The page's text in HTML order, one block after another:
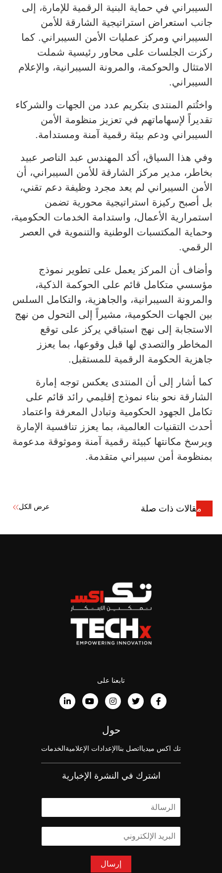
السيبراني في حماية البنية الرقمية للإمارة، إلى
جانب استعراض استراتيجية الشارقة للأمن
السيبراني ومركز عمليات الأمن السيبراني. كما
ركزت الجلسات على محاور رئيسية شملت
الامتثال والحوكمة، والمرونة السيبرانية، والإعلام
السيبراني.
واختُتم المنتدى بتكريم عدد من الجهات والشركاء
تقديراً لإسهاماتهم في تعزيز منظومة الأمن
السيبراني ودعم بيئة رقمية آمنة ومستدامة.
وفي هذا السياق، أكد المهندس عبد الناصر عبيد
بخاطر، مدير مركز الشارقة للأمن السيبراني، أن
الأمن السيبراني لم يعد مجرد وظيفة دعم تقني،
بل أصبح ركيزة استراتيجية محورية تضمن
استمرارية الأعمال، واستدامة الخدمات الحكومية،
وحماية المكتسبات الوطنية والتنموية في العصر
الرقمي.
وأضاف أن المركز يعمل على تطوير نموذج
مؤسسي متكامل قائم على الحوكمة الذكية،
والمرونة السيبرانية، والجاهزية، والتكامل السلس
بين الجهات الحكومية، مشيراً إلى التحول من نهج
الاستجابة إلى نهج استباقي يركز على توقع
المخاطر والتصدي لها قبل وقوعها، بما يعزز
جاهزية الحكومة الرقمية للمستقبل.
كما أشار إلى أن المنتدى يعكس توجه إمارة
الشارقة نحو بناء نموذج إقليمي رائد قائم على
تكامل الجهود الحكومية وتبادل المعرفة واعتماد
أحدث التقنيات العالمية، بما يعزز تنافسية الإمارة
ويرسخ مكانتها كبيئة رقمية آمنة وموثوقة مدعومة
بمنظومة أمن سيبراني متقدمة.
مقالات ذات صلة عرض الكل
تابعنا على
حول
تك اكس ميديااتصل بناالإعدادات الإعلاميةالخدمات
اشترك في النشرة الإخبارية
س
إرسال